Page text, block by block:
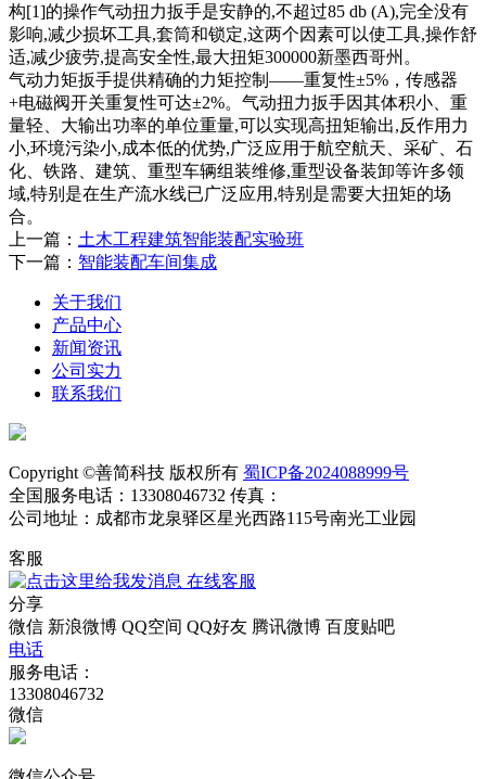
构[1]的操作气动扭力扳手是安静的,不超过85 db (A),完全没有
影响,减少损坏工具,套筒和锁定,这两个因素可以使工具,操作舒
适,减少疲劳,提高安全性,最大扭矩300000新墨西哥州。
气动力矩扳手提供精确的力矩控制——重复性±5%，传感器
+电磁阀开关重复性可达±2%。气动扭力扳手因其体积小、重
量轻、大输出功率的单位重量,可以实现高扭矩输出,反作用力
小,环境污染小,成本低的优势,广泛应用于航空航天、采矿、石
化、铁路、建筑、重型车辆组装维修,重型设备装卸等许多领
域,特别是在生产流水线已广泛应用,特别是需要大扭矩的场
合。
上一篇： 土木工程建筑智能装配实验班
下一篇： 智能装配车间集成
关于我们
产品中心
新闻资讯
公司实力
联系我们
Copyright ©善简科技 版权所有 蜀ICP备2024088999号
全国服务电话：13308046732 传真：
公司地址：成都市龙泉驿区星光西路115号南光工业园
客服
在线客服
分享
微信 新浪微博 QQ空间 QQ好友 腾讯微博 百度贴吧
电话
服务电话：
13308046732
微信